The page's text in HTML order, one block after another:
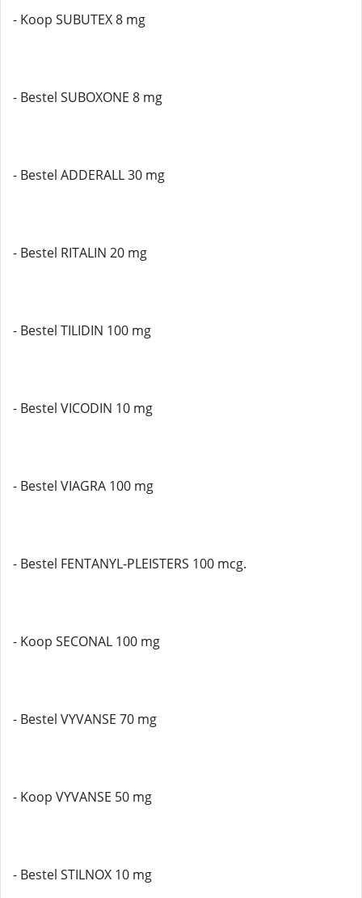
- Koop SUBUTEX 8 mg
- Bestel SUBOXONE 8 mg
- Bestel ADDERALL 30 mg
- Bestel RITALIN 20 mg
- Bestel TILIDIN 100 mg
- Bestel VICODIN 10 mg
- Bestel VIAGRA 100 mg
- Bestel FENTANYL-PLEISTERS 100 mcg.
- Koop SECONAL 100 mg
- Bestel VYVANSE 70 mg
- Koop VYVANSE 50 mg
- Bestel STILNOX 10 mg